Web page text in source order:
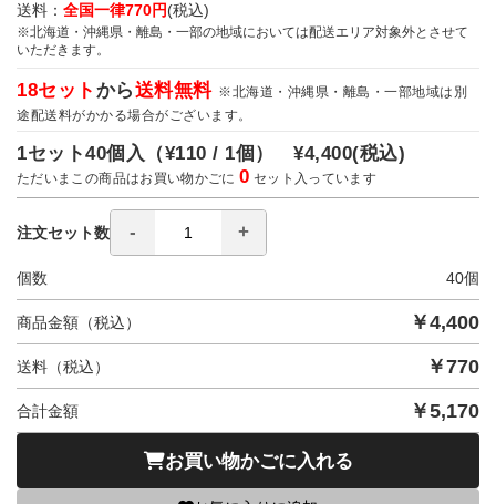
送料： 全国一律770円(税込)
※北海道・沖縄県・離島・一部の地域においては配送エリア対象外とさせて
いただきます。
18セット から送料無料 ※北海道・沖縄県・離島・一部地域は別
途配送料がかかる場合がございます。
1セット40個入（¥110 / 1個）¥4,400(税込)
ただいまこの商品はお買い物かごに0 セット入っています
注文セット数
個数 40個
商品金額（税込） ￥4,400
送料（税込） ￥770
合計金額 ￥5,170
お買い物かごに入れる